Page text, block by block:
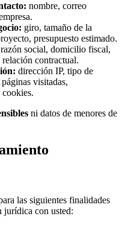
nombre, correo
giro, tamaño de la
presupuesto estimado.
social, domicilio fiscal,
contractual.
dirección IP, tipo de
visitadas,
ni datos de menores de
las siguientes finalidades
jurídica con usted: